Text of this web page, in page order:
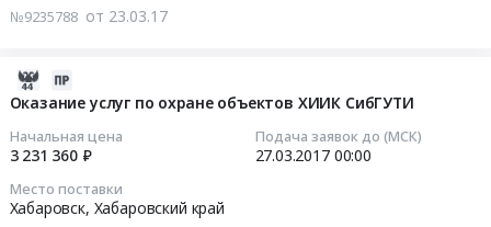
№9235788 от 23.03.17
Оказание услуг по охране объектов ХИИК СибГУТИ
Начальная цена
3 231 360 ₽
Подача заявок до (МСК)
27.03.2017 00:00
Место поставки
Хабаровск, Хабаровский край